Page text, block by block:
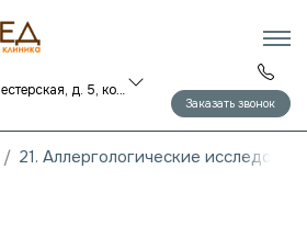
Санкт-Петербург ул. Манчестерская, д. 5, корп. 1
Заказать звонок
21. Аллергологические